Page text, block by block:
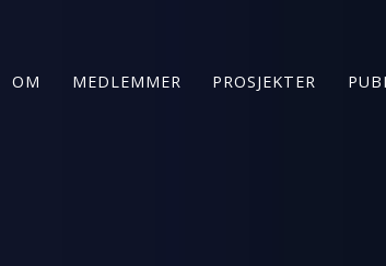
OM MEDLEMMER PROSJEKTER